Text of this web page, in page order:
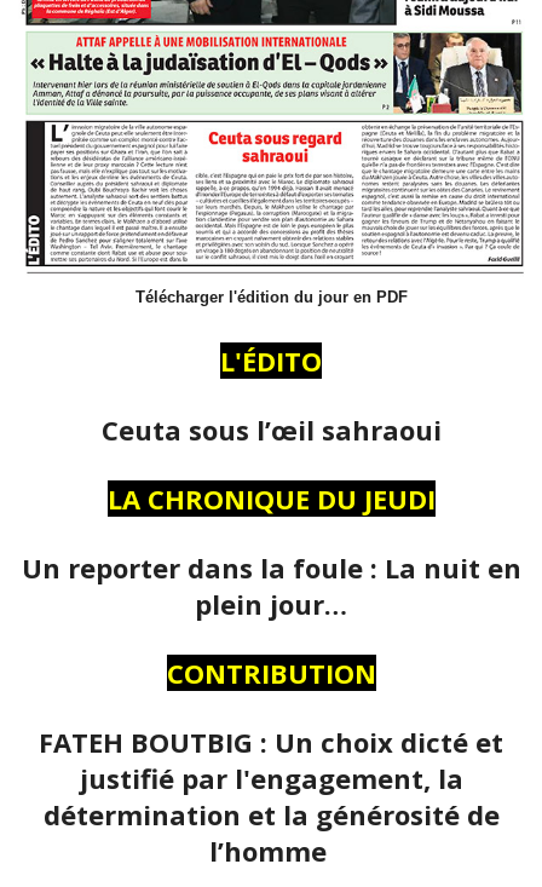
Télécharger l'édition du jour en PDF
L'ÉDITO
Ceuta sous l’œil sahraoui
LA CHRONIQUE DU JEUDI
Un reporter dans la foule : La nuit en
plein jour…
CONTRIBUTION
FATEH BOUTBIG : Un choix dicté et
justifié par l'engagement, la
détermination et la générosité de
l’homme